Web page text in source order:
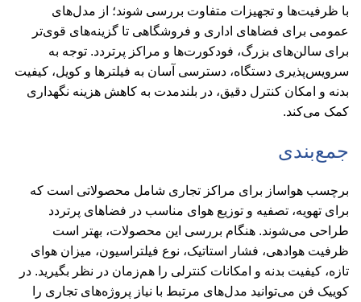
با ظرفیت‌ها و تجهیزات متفاوت بررسی شوند؛ از مدل‌های
عمومی برای فضاهای اداری و فروشگاهی تا گزینه‌های قوی‌تر
برای سالن‌های بزرگ، فودکورت‌ها و مراکز پرتردد. توجه به
سرویس‌پذیری دستگاه، دسترسی آسان به فیلترها و کویل، کیفیت
بدنه و امکان کنترل دقیق، در بلندمدت به کاهش هزینه نگهداری
کمک می‌کند.
جمع‌بندی
برچسب هواساز برای مراکز تجاری شامل محصولاتی است که
برای تهویه، تصفیه و توزیع هوای مناسب در فضاهای پرتردد
طراحی می‌شوند. هنگام بررسی این محصولات، بهتر است
ظرفیت هوادهی، فشار استاتیک، نوع فیلتراسیون، میزان هوای
تازه، کیفیت بدنه و امکانات کنترلی را هم‌زمان در نظر بگیرید. در
کوییک فن می‌توانید مدل‌های مرتبط با نیاز پروژه‌های تجاری را